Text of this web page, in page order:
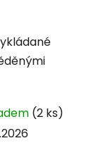
(2 ks)